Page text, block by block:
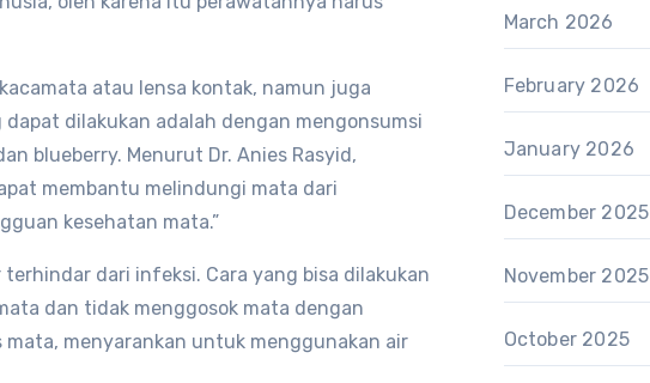
atau lensa kontak, namun juga
dilakukan adalah dengan mengonsumsi
blueberry. Menurut Dr. Anies Rasyid,
membantu melindungi mata dari
kesehatan mata.”
dari infeksi. Cara yang bisa dilakukan
dan tidak menggosok mata dengan
mata, menyarankan untuk menggunakan air
March 2026
February 2026
January 2026
December 2025
November 2025
October 2025